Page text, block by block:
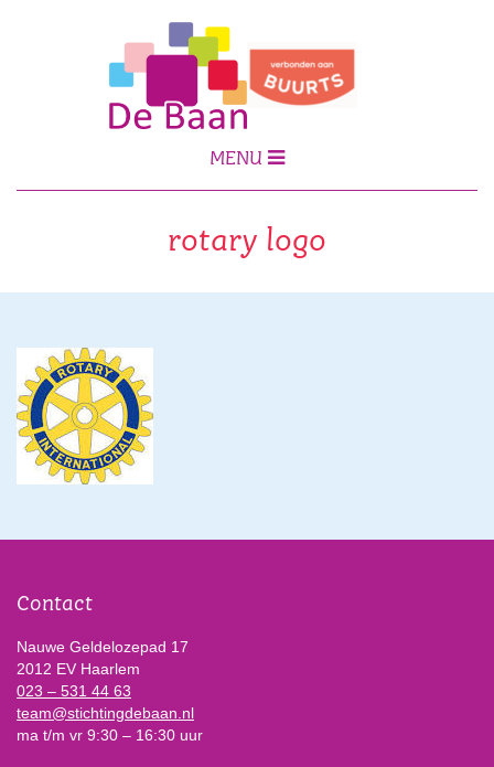
MENU
rotary logo
Contact
Nauwe Geldelozepad 17
2012 EV Haarlem
023 – 531 44 63
team@stichtingdebaan.nl
ma t/m vr 9:30 – 16:30 uur